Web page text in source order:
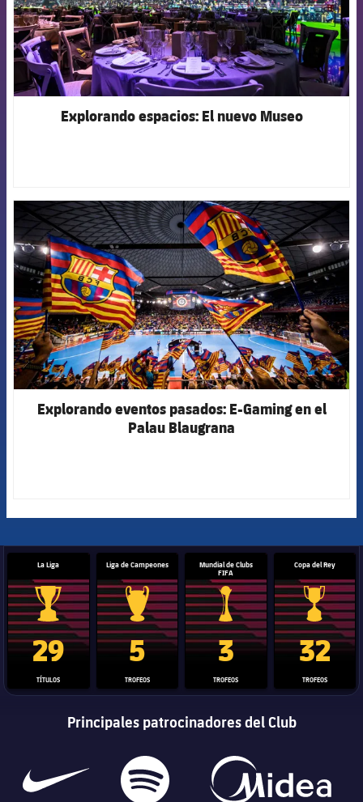
Explorando espacios: El nuevo Museo
FCB Barcelona badge
Explorando eventos pasados: E-Gaming en el
Palau Blaugrana
La Liga
Trofeo de La Liga
29
TÍTULOS
Liga de Campeones
Trofeo de la Liga de Campeones
5
TROFEOS
Mundial de Clubs
FIFA
Trofeo del Mundial de
3
TROFEOS
Copa del Rey
Copa del
32
TROFEOS
Principales patrocinadores del Club